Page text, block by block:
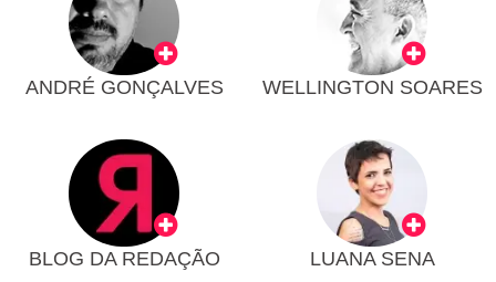
ANDRÉ GONÇALVES WELLINGTON SOARES
BLOG DA REDAÇÃO LUANA SENA